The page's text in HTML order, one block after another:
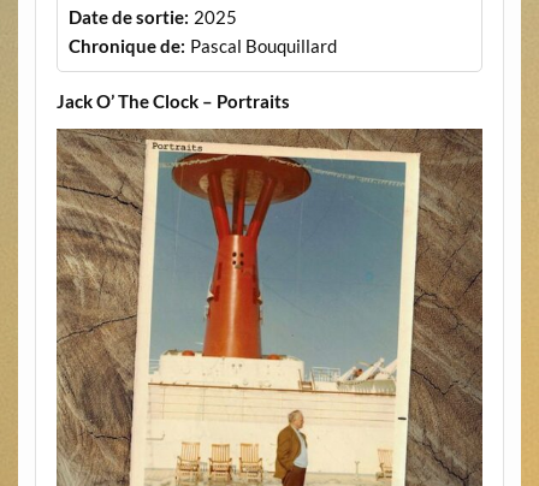
Date de sortie: 2025
Chronique de: Pascal Bouquillard
Jack O’ The Clock – Portraits